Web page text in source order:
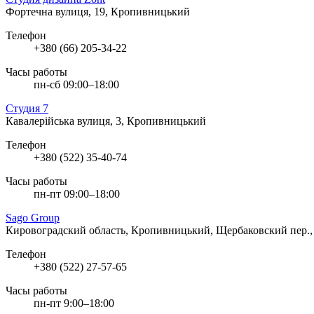
Фортечна вулиця, 19, Кропивницький
Телефон
+380 (66) 205-34-22
Часы работы
пн-сб 09:00–18:00
Студия 7
Кавалерійська вулиця, 3, Кропивницький
Телефон
+380 (522) 35-40-74
Часы работы
пн-пт 09:00–18:00
Sago Group
Кировоградский область, Кропивницький, Щербаковский
Телефон
+380 (522) 27-57-65
Часы работы
пн-пт 9:00–18:00